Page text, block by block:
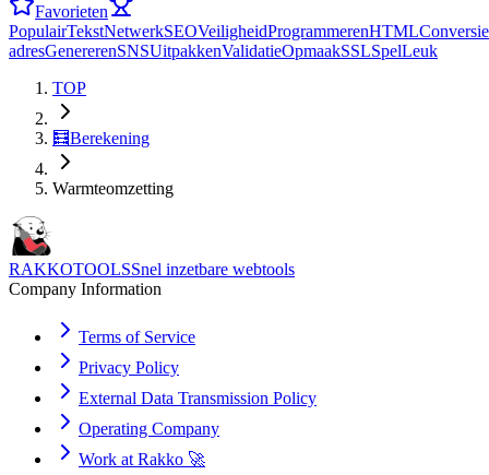
Favorieten
PopulairTekstNetwerkSEOVeiligheidProgrammerenHTMLConversie
adresGenererenSNSUitpakkenValidatieOpmaakSSLSpelLeuk
TOP
🧮Berekening
Warmteomzetting
RAKKOTOOLSSnel inzetbare webtools
Company Information
Terms of Service
Privacy Policy
External Data Transmission Policy
Operating Company
Work at Rakko 🚀